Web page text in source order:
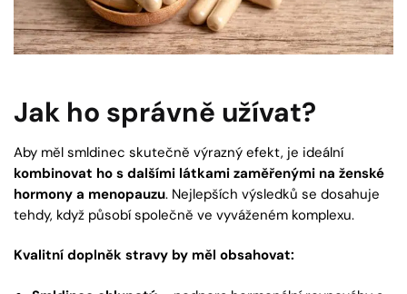
Jak ho správně užívat?
Aby měl smldinec skutečně výrazný efekt, je ideální
kombinovat ho s dalšími látkami zaměřenými na ženské
hormony a menopauzu. Nejlepších výsledků se dosahuje
tehdy, když působí společně ve vyváženém komplexu.
Kvalitní doplněk stravy by měl obsahovat: